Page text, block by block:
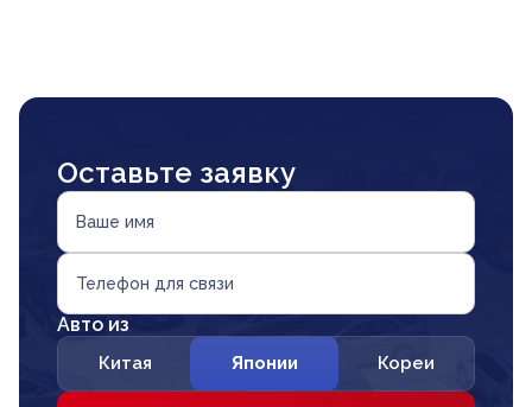
Оставьте заявку
Ваше имя
Телефон для связи
Авто из
Китая Японии Кореи